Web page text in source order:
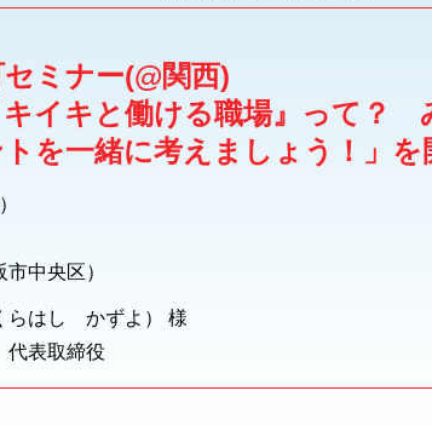
ミナー(@関西)
キイキと働ける職場』って？
を一緒に考えましょう！」を
中央区）
らはし かずよ） 様
表取締役